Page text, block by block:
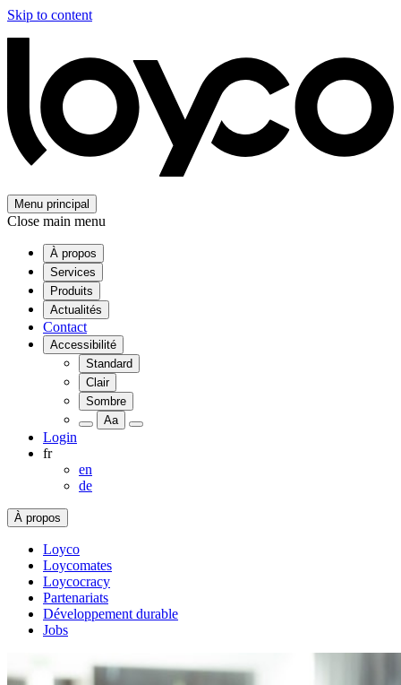
Skip to content
Menu principal
Close main menu
À propos
Services
Produits
Actualités
Contact
Accessibilité
Standard
Clair
Sombre
Aa
Login
fr
en
de
À propos
Loyco
Loycomates
Loycocracy
Partenariats
Développement durable
Jobs